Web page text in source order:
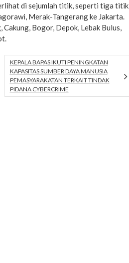
di sejumlah titik, seperti tiga titik
Merak-Tangerang ke Jakarta.
Bogor, Depok, Lebak Bulus,
KEPALA BAPAS IKUTI PENINGKATAN
KAPASITAS SUMBER DAYA MANUSIA
PEMASYARAKATAN TERKAIT TINDAK
PIDANA CYBERCRIME